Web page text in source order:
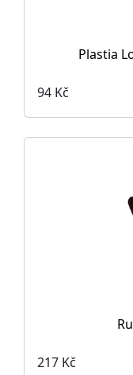
Plastia
94 Kč
217 Kč